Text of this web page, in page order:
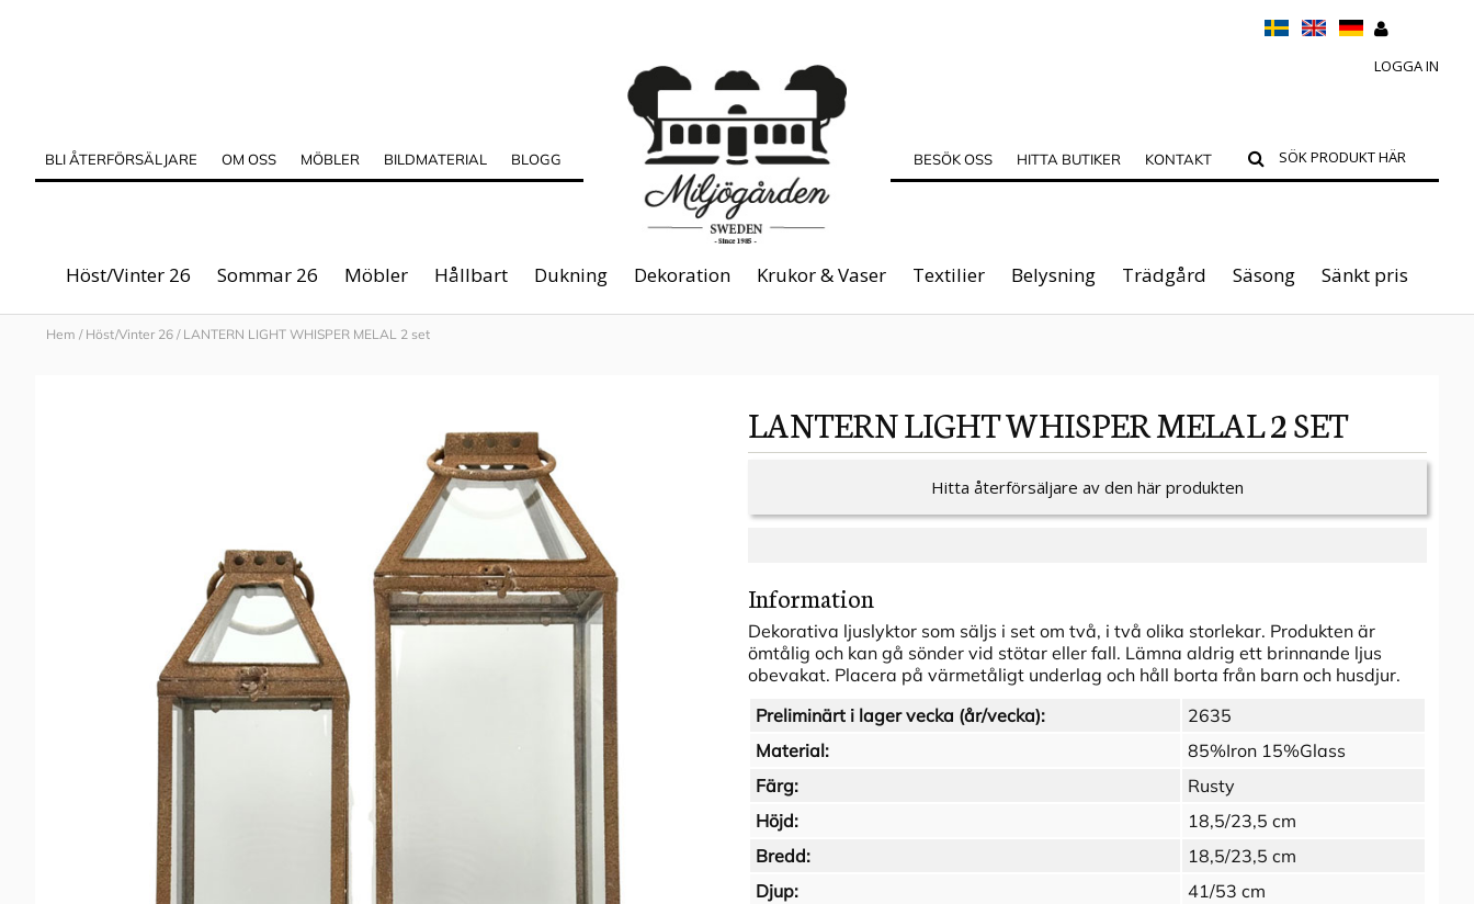
LOGGA IN
BLI ÅTERFÖRSÄLJARE OM OSS MÖBLER BILDMATERIAL BLOGG BESÖK OSS HITTA BUTIKER KONTAKT
Höst/Vinter 26 Sommar 26 Möbler Hållbart Dukning Dekoration Krukor & Vaser Textilier Belysning Trädgård Säsong Sänkt pris
Hem / Höst/Vinter 26 / LANTERN LIGHT WHISPER MELAL 2 set
LANTERN LIGHT WHISPER MELAL 2 SET
Hitta återförsäljare av den här produkten
Information
Dekorativa ljuslyktor som säljs i set om två, i två olika storlekar. Produkten är
ömtålig och kan gå sönder vid stötar eller fall. Lämna aldrig ett brinnande ljus
obevakat. Placera på värmetåligt underlag och håll borta från barn och husdjur.
Preliminärt i lager vecka (år/vecka):
2635
Material:
85%Iron 15%Glass
Färg:
Rusty
Höjd:
18,5/23,5 cm
Bredd:
18,5/23,5 cm
Djup:
41/53 cm